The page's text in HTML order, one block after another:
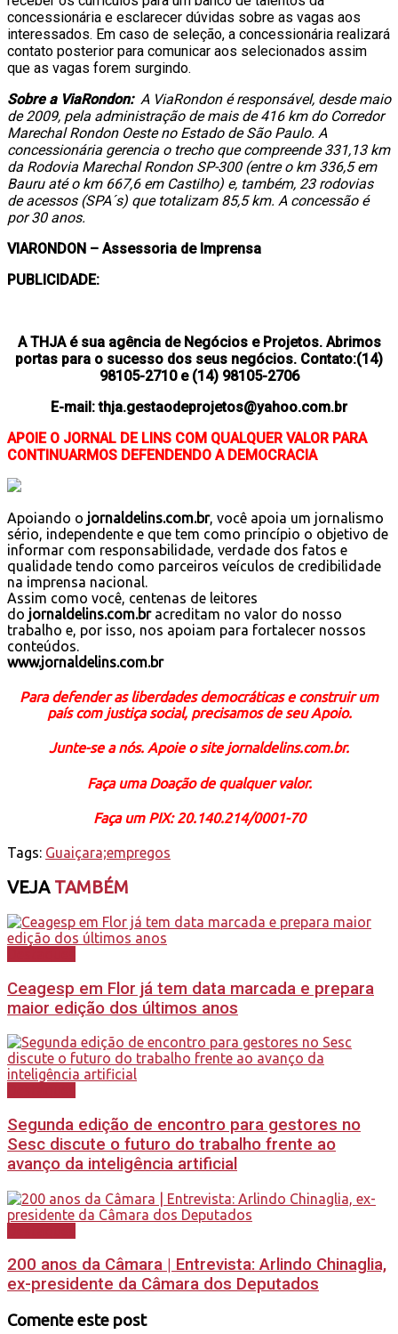
concessionária e esclarecer dúvidas sobre as vagas aos
interessados. Em caso de seleção, a concessionária realizará
contato posterior para comunicar aos selecionados assim
que as vagas forem surgindo.
Sobre a ViaRondon:A ViaRondon é responsável, desde maio
de 2009, pela administração de mais de 416 km do Corredor
Marechal Rondon Oeste no Estado de São Paulo. A
concessionária gerencia o trecho que compreende 331,13 km
da Rodovia Marechal Rondon SP-300 (entre o km 336,5 em
Bauru até o km 667,6 em Castilho) e, também, 23 rodovias
de acessos (SPA´s) que totalizam 85,5 km. A concessão é
por 30 anos.
VIARONDON – Assessoria de Imprensa
PUBLICIDADE:
A THJA é sua agência de Negócios e Projetos. Abrimos
portas para o sucesso dos seus negócios. Contato:(14)
98105-2710 e (14) 98105-2706
E-mail: thja.gestaodeprojetos@yahoo.com.br
APOIE O JORNAL DE LINS COM QUALQUER VALOR PARA
CONTINUARMOS DEFENDENDO A DEMOCRACIA
Apoiando o jornaldelins.com.br, você apoia um jornalismo
sério, independente e que tem como princípio o objetivo de
informar com responsabilidade, verdade dos fatos e
qualidade tendo como parceiros veículos de credibilidade
na imprensa nacional.
Assim como você, centenas de leitores
do jornaldelins.com.bracreditam no valor do nosso
trabalho e, por isso, nos apoiam para fortalecer nossos
conteúdos.
www.jornaldelins.com.br
Para defender as liberdades democráticas e construir um
país com justiça social, precisamos de seu Apoio.
Junte-se a nós. Apoie o site jornaldelins.com.br.
Faça uma Doação de qualquer valor.
Faça um PIX: 20.140.214/0001-70
Tags: Guaiçara;empregos
VEJATAMBÉM
Ceagesp em Flor já tem data marcada e prepara
maior edição dos últimos anos
Segunda edição de encontro para gestores no
Sesc discute o futuro do trabalho frente ao
avanço da inteligência artificial
200 anos da Câmara | Entrevista: Arlindo Chinaglia,
ex-presidente da Câmara dos Deputados
Comente este post